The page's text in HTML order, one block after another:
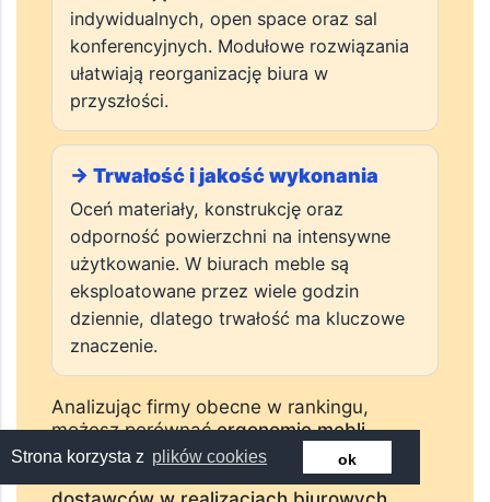
Strona korzysta z plików cookies ok
→ Systemowość i funkcjonalność
mebli
Porównaj systemy mebli biurowych
umożliwiające tworzenie stanowisk
indywidualnych, open space oraz sal
ułatwiają reorganizację biura w
przyszłości.
→ Trwałość i jakość wykonania
Oceń materiały, konstrukcję oraz
odporność powierzchni na intensywne
użytkowanie. W biurach meble są
eksploatowane przez wiele godzin
dziennie, dlatego trwałość ma kluczowe
znaczenie.